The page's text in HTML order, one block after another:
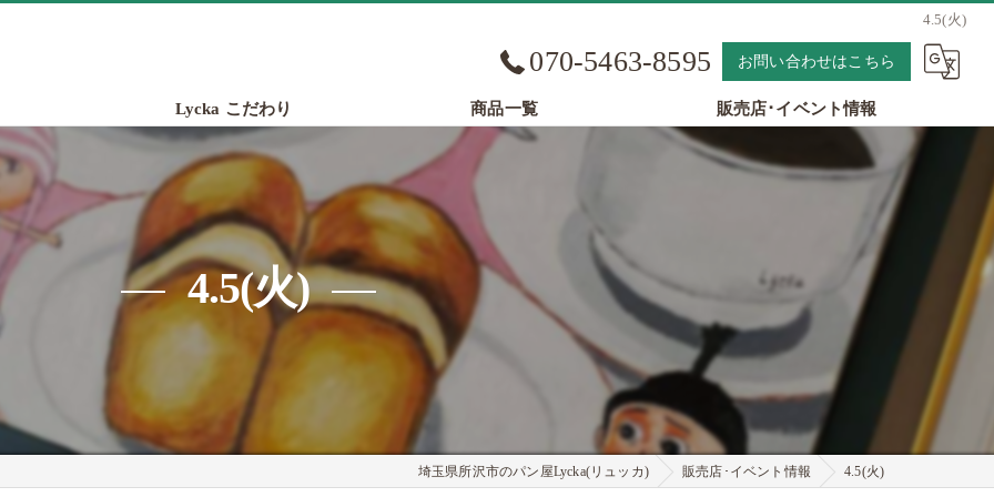
4.5(火)
070-5463-8595 お問い合わせはこちら
Lycka こだわり 商品一覧 販売店･イベント情報
4.5(火)
埼玉県所沢市のパン屋Lycka(リュッカ) 販売店･イベント情報 4.5(火)